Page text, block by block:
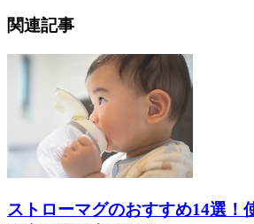
関連記事
ストローマグのおすすめ14選！